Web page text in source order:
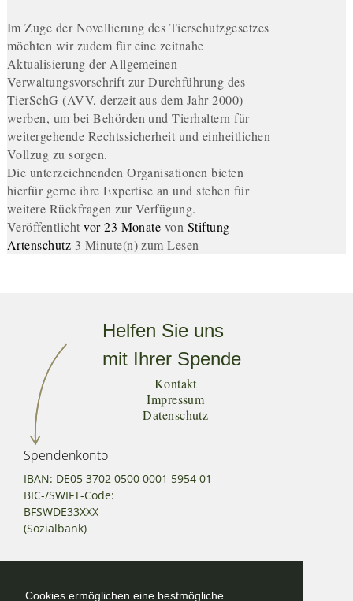
Cookies ermöglichen eine bestmögliche
Im Zuge der Novellierung des Tierschutzgesetzes
möchten wir zudem für eine zeitnahe
Aktualisierung der Allgemeinen
Verwaltungsvorschrift zur Durchführung des
TierSchG (AVV, derzeit aus dem Jahr 2000)
werben, um bei Behörden und Tierhaltern für
weitergehende Rechtssicherheit und einheitlichen
Vollzug zu sorgen.
Die unterzeichnenden Organisationen bieten
hierfür gerne ihre Expertise an und stehen für
weitere Rückfragen zur Verfügung.
Veröffentlichtvor 23 Monate von Stiftung
Artenschutz 3 Minute(n) zum Lesen
Helfen Sie uns
mit Ihrer Spende
Kontakt
Impressum
Datenschutz
Spendenkonto
IBAN: DE05 3702 0500 0001 5954 01
BIC-/SWIFT-Code:
BFSWDE33XXX
(Sozialbank)
Kontakt